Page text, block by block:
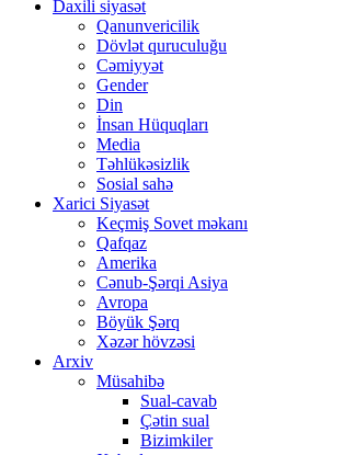
Daxili siyasət
Qanunvericilik
Dövlət quruculuğu
Cəmiyyət
Gender
Din
İnsan Hüquqları
Media
Təhlükəsizlik
Sosial sahə
Xarici Siyasət
Keçmiş Sovet məkanı
Qafqaz
Amerika
Cənub-Şərqi Asiya
Avropa
Böyük Şərq
Xəzər hövzəsi
Arxiv
Müsahibə
Sual-cavab
Çətin sual
Bizimkiler